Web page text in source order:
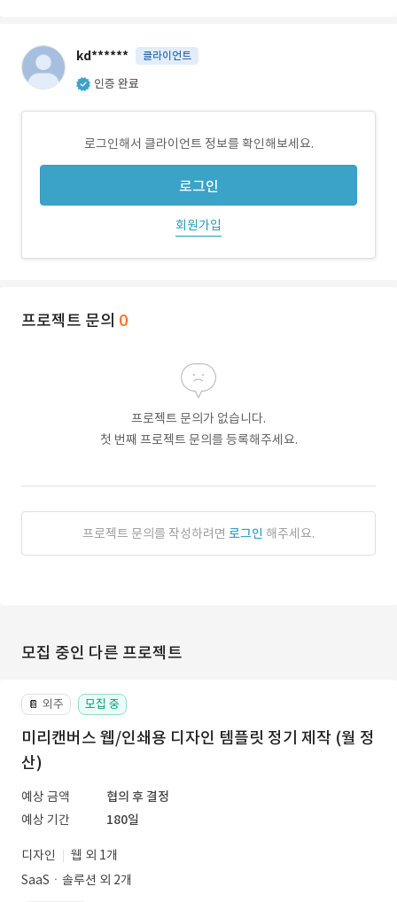
kd****** 클라이언트
인증 완료
로그인해서 클라이언트 정보를 확인해보세요.
로그인
회원가입
프로젝트 문의 0
프로젝트 문의가 없습니다.
첫 번째 프로젝트 문의를 등록해주세요.
프로젝트 문의를 작성하려면 로그인 해주세요.
모집 중인 다른 프로젝트
📔 외주 모집 중
미리캔버스 웹/인쇄용 디자인 템플릿 정기 제작 (월 정
산)
예상 금액
협의 후 결정
예상 기간
180일
디자인
웹 외 1개
SaaSㆍ솔루션 외 2개